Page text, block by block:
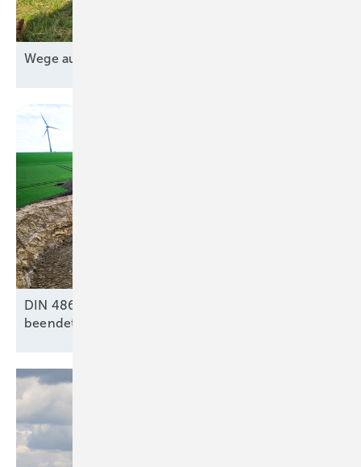
Wege aus der Nische für die
DIN 4866: Neue Rückbau‑Norm für Windenergie
beendet Grauzonen ab